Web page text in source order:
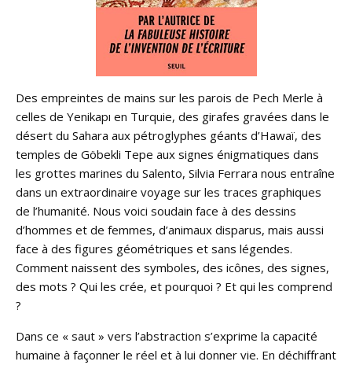
Des empreintes de mains sur les parois de Pech Merle à
celles de Yenikapı en Turquie, des girafes gravées dans le
désert du Sahara aux pétroglyphes géants d’Hawaï, des
temples de Göbekli Tepe aux signes énigmatiques dans
les grottes marines du Salento, Silvia Ferrara nous entraîne
dans un extraordinaire voyage sur les traces graphiques
de l’humanité. Nous voici soudain face à des dessins
d’hommes et de femmes, d’animaux disparus, mais aussi
face à des figures géométriques et sans légendes.
Comment naissent des symboles, des icônes, des signes,
des mots ? Qui les crée, et pourquoi ? Et qui les comprend
?
Dans ce « saut » vers l’abstraction s’exprime la capacité
humaine à façonner le réel et à lui donner vie. En déchiffrant